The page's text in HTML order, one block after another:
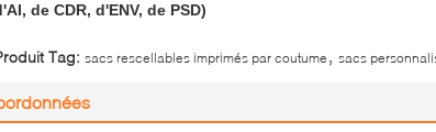
de CDR, d'ENV, de PSD)
Tag: sacs rescellables imprimés par coutume , sacs